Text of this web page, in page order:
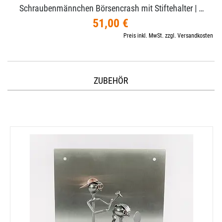
Schraubenmännchen Börsencrash mit Stiftehalter | …
51,00 €
Preis inkl. MwSt. zzgl. Versandkosten
ZUBEHÖR